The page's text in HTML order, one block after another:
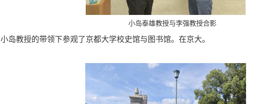
小岛泰雄教授与李强教授合影
岛教授的带领下参观了京都大学校史馆与图书馆。在京大。